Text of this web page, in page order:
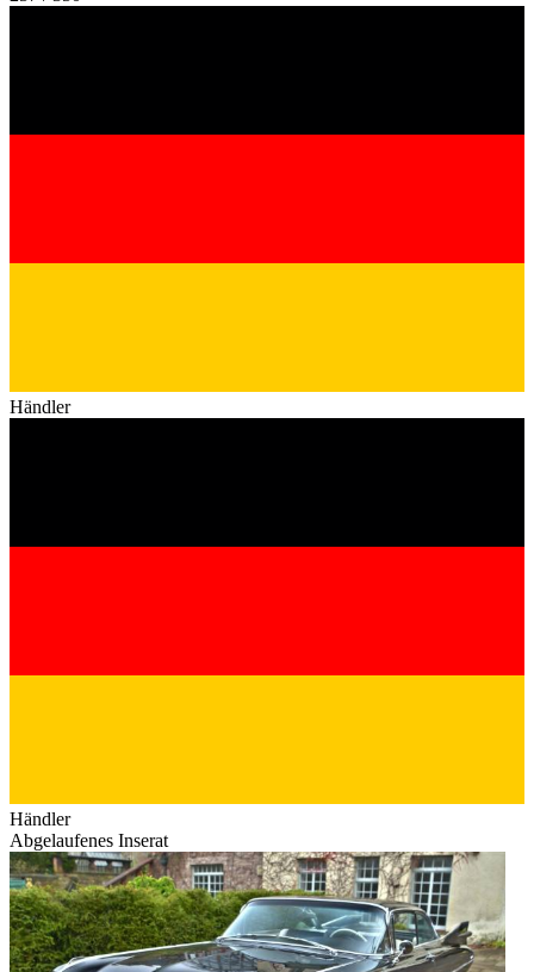
Händler
Händler
Abgelaufenes Inserat